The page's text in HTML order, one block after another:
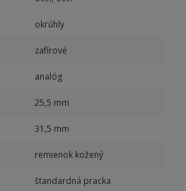
okrúhly
zafírové
analóg
25,5 mm
31,5 mm
remienok kožený
štandardná pracka